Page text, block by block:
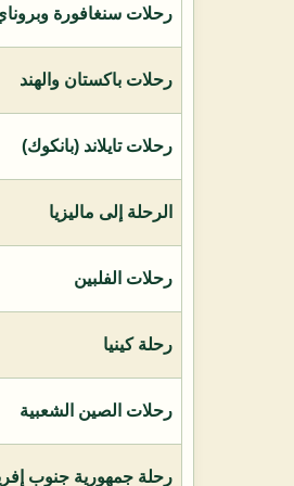
رحلات سنغافورة
رحلات باكستان والهند
رحلات تايلاند (بانكوك)
الرحلة إلى ماليزيا
رحلات الفلبين
رحلة كينيا
رحلات الصين الشعبية
رحلة جمهورية جنوب